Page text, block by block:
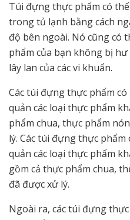
Túi đựng thực phẩm có
trong tủ lạnh bằng cách
độ bên ngoài. Nó cũng có
phẩm của bạn không bị
lây lan của các vi khuẩn.
Các túi đựng thực phẩm
quản các loại thực phẩm
phẩm chua, thực phẩm
lý. Các túi đựng thực
quản các loại thực phẩm
gồm cả thực phẩm chua,
đã được xử lý.
Ngoài ra, các túi đựng